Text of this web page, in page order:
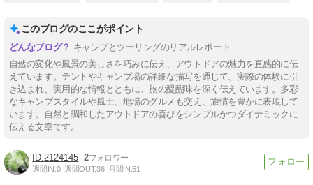
このブログのここがポイント
キャンプとツーリングのリアルレポート
自然の変化や風景の美しさを巧みに伝え、アウトドアの魅力を直感的に伝
えています。テントやキャンプ場の詳細な描写を通じて、実際の体験に引
き込まれ、実用的な情報とともに、旅の醍醐味を深く伝えています。多彩
なキャンプスタイルや風土、地場のグルメも交え、旅情を豊かに表現して
います。自然と調和したアウトドアの喜びをシンプルかつダイナミックに
伝える文章です。
2124145 2
週間IN:0 週間OUT:36 月間IN:51